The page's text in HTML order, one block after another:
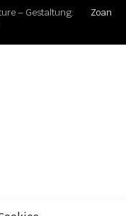
– Gestaltung:
Zoan